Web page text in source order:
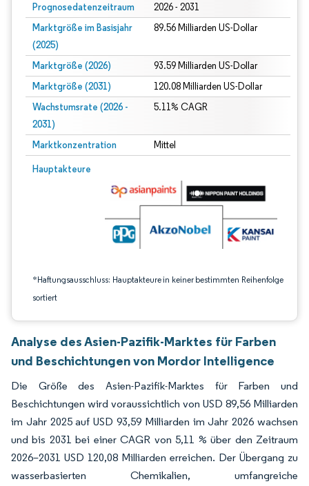
Prognosedatenzeitraum 2026 - 2031
Marktgröße im Basisjahr
(2025)
89.56 Milliarden US-Dollar
Marktgröße (2026) 93.59 Milliarden US-Dollar
Marktgröße (2031) 120.08 Milliarden US-Dollar
Wachstumsrate (2026 -
2031)
5.11% CAGR
Marktkonzentration Mittel
Hauptakteure
*Haftungsausschluss: Hauptakteure in keiner bestimmten Reihenfolge
sortiert
Bild © Mordor Intelligence. Wiederverwendung erfordert Namensnennung
Analyse des Asien-Pazifik-Marktes für Farben
und Beschichtungen von Mordor Intelligence
Die Größe des Asien-Pazifik-Marktes für Farben und
Beschichtungen wird voraussichtlich von USD 89,56 Milliarden
im Jahr 2025 auf USD 93,59 Milliarden im Jahr 2026 wachsen
und bis 2031 bei einer CAGR von 5,11 % über den Zeitraum
2026–2031 USD 120,08 Milliarden erreichen. Der Übergang zu
wasserbasierten Chemikalien, umfangreiche